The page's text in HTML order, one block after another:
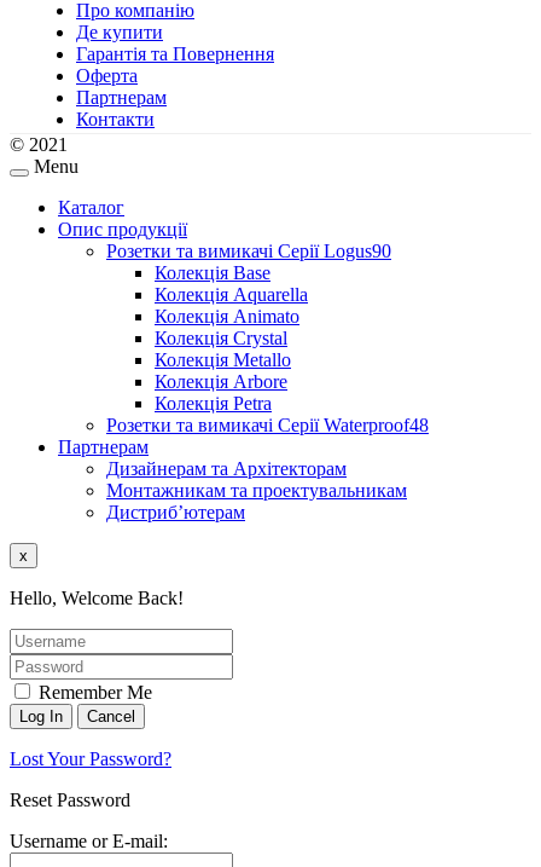
Про компанію
Де купити
Гарантія та Повернення
Оферта
Партнерам
Контакти
© 2021
Menu
Каталог
Опис продукції
Розетки та вимикачі Серії Logus90
Колекція Base
Колекція Aquarella
Колекція Animato
Колекція Crystal
Колекція Metallo
Колекція Arbore
Колекція Petra
Розетки та вимикачі Серії Waterproof48
Партнерам
Дизайнерам та Архітекторам
Монтажникам та проектувальникам
Дистриб’ютерам
x
Hello, Welcome Back!
Remember Me
Lost Your Password?
Reset Password
Username or E-mail: